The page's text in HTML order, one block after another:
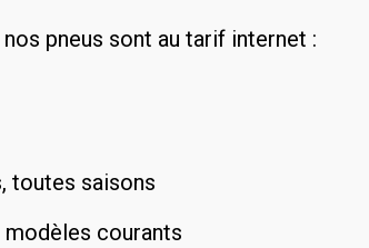
pneus sont au tarif internet :
toutes saisons
courants